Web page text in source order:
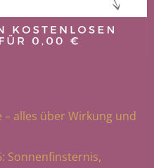
alles über Wirkung und
Sonnenfinsternis,